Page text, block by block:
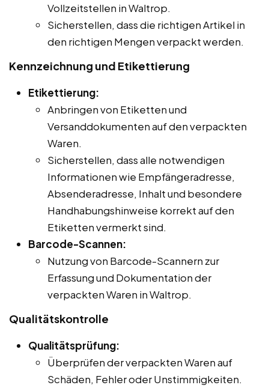
Vollzeitstellen in Waltrop.
Sicherstellen, dass die richtigen Artikel in
den richtigen Mengen verpackt werden.
Kennzeichnung und Etikettierung
Etikettierung:
Anbringen von Etiketten und
Versanddokumenten auf den verpackten
Waren.
Sicherstellen, dass alle notwendigen
Informationen wie Empfängeradresse,
Absenderadresse, Inhalt und besondere
Handhabungshinweise korrekt auf den
Etiketten vermerkt sind.
Barcode-Scannen:
Nutzung von Barcode-Scannern zur
Erfassung und Dokumentation der
verpackten Waren in Waltrop.
Qualitätskontrolle
Qualitätsprüfung:
Überprüfen der verpackten Waren auf
Schäden, Fehler oder Unstimmigkeiten.